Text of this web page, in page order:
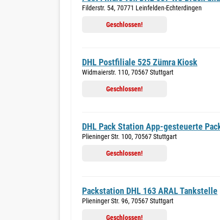
Filderstr. 54, 70771 Leinfelden-Echterdingen
Geschlossen!
DHL Postfiliale 525 Zümra Kiosk
Widmaierstr. 110, 70567 Stuttgart
Geschlossen!
DHL Pack Station App-gesteuerte
Plieninger Str. 100, 70567 Stuttgart
Geschlossen!
Packstation DHL 163 ARAL Tankstelle
Plieninger Str. 96, 70567 Stuttgart
Geschlossen!